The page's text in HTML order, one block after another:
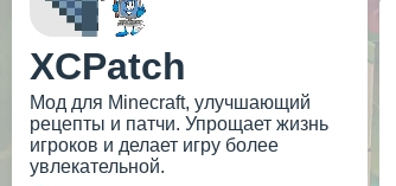
XCPatch
Мод для Minecraft, улучшающий
рецепты и патчи. Упрощает жизнь
игроков и делает игру более
увлекательной.